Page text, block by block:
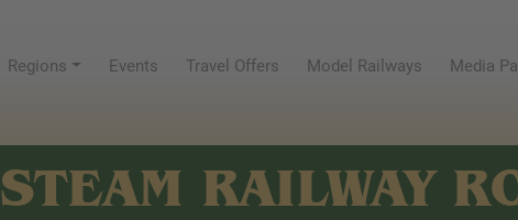
Regions Events Travel Offers Model Railways Media
STEAM RAILWAY